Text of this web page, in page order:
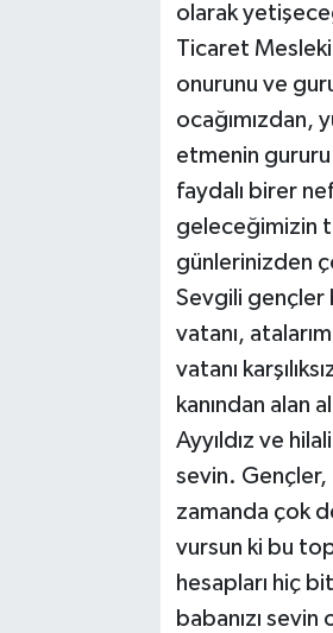
olarak
Ticaret Mesleki
onurunu ve
ocağımızdan,
etmenin
faydalı birer
geleceğimizin
günlerinizden
Sevgili gençler
vatanı,
vatanı
kanından alan
Ayyıldız ve
sevin. Gençler,
zamanda çok
vursun ki bu
hesapları hiç
babanızı